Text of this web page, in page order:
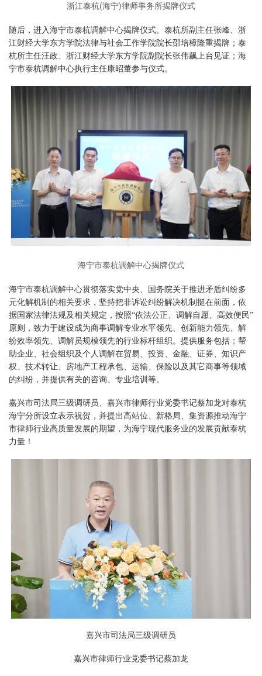
浙江泰杭(海宁)律师事务所揭牌仪式
随后，进入海宁市泰杭调解中心揭牌仪式。泰杭所副主任张峰、浙
江财经大学东方学院法律与社会工作学院院长邵培樟隆重揭牌；泰
杭所主任汪政、浙江财经大学东方学院副院长张伟飙上台见证；海
宁市泰杭调解中心执行主任康昭董参与仪式。
海宁市泰杭调解中心揭牌仪式
海宁市泰杭调解中心贯彻落实党中央、国务院关于推进矛盾纠纷多
元化解机制的相关要求，坚持把非诉讼纠纷解决机制挺在前面，依
据国家法律法规及相关规定，按照“依法公正、调解自愿、高效便民”
原则，致力于建设成为商事调解专业水平领先、创新能力领先、解
纷效率领先、调解员规模领先的行业标杆组织。提供服务包括：帮
助企业、社会组织及个人调解在贸易、投资、金融、证券、知识产
权、技术转让、房地产工程承包、运输、保险以及其它商事等领域
的纠纷，并提供有关的咨询、专业培训等。
嘉兴市司法局三级调研员、嘉兴市律师行业党委书记蔡加龙对泰杭
海宁分所设立表示祝贺，并提出高站位、新格局、集资源推动海宁
市律师行业高质量发展的期望，为海宁现代服务业的发展贡献泰杭
力量！
嘉兴市司法局三级调研员
嘉兴市律师行业党委书记蔡加龙